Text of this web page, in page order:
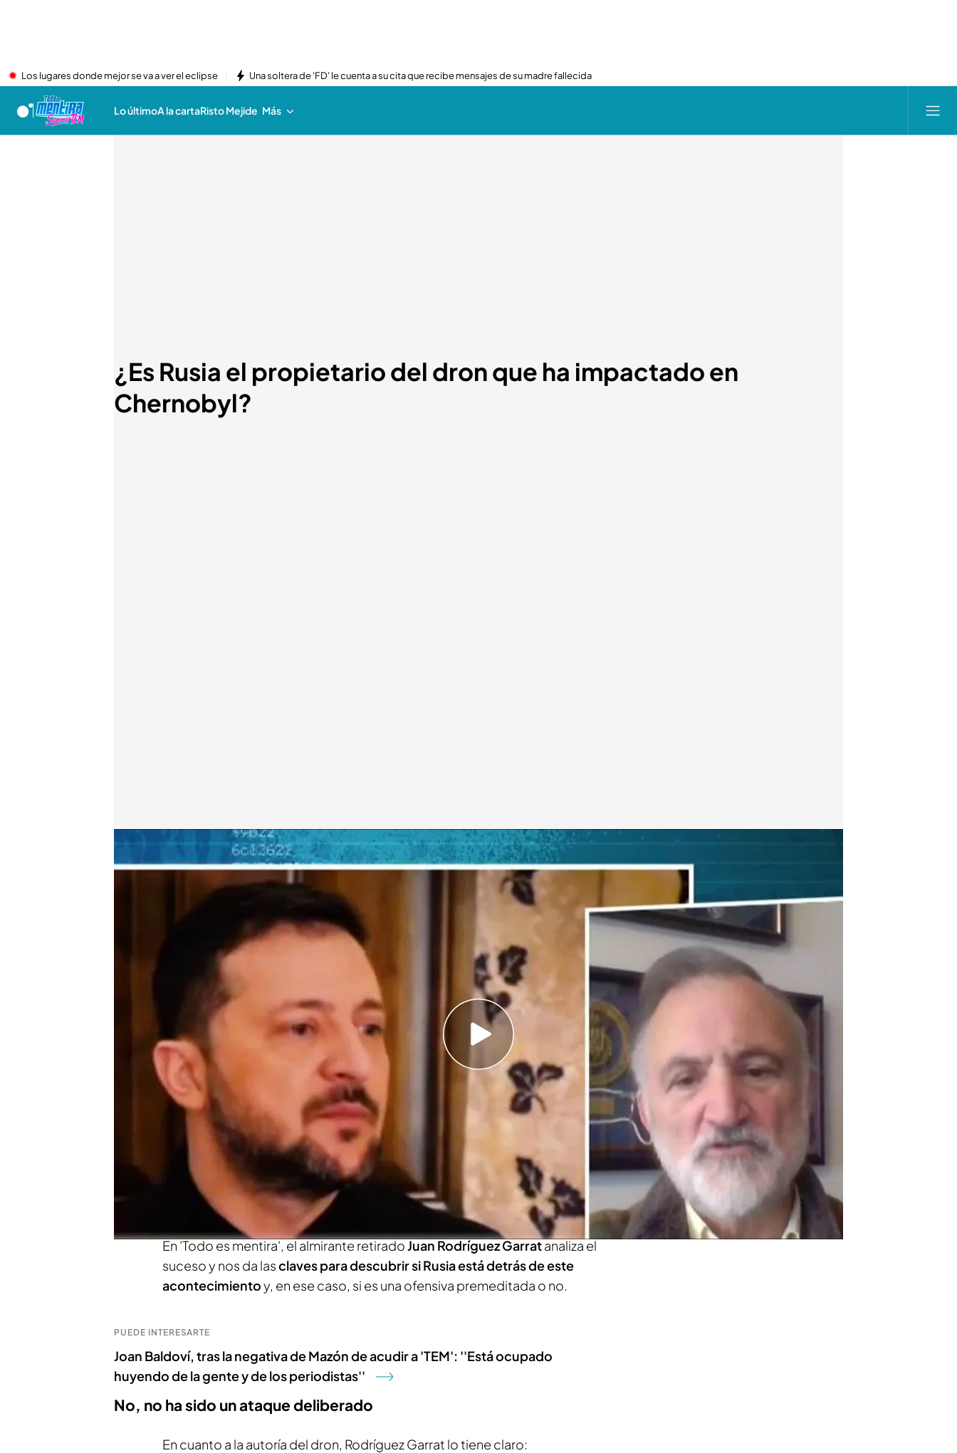
Los lugares donde mejor se va a ver el eclipse Una soltera de 'FD' le cuenta a su cita que recibe mensajes de su madre fallecida
Lo últimoA la cartaRisto Mejide Más
¿Es Rusia el propietario del dron que ha impactado en
Chernobyl?
Un experto analiza el impacto de un dron en la central nuclear de Chernobyl
14 FEB 2025 - 17:36h.
Juan Rodríguez Garrat, almirante retirado, da las claves para saber si
Rusia está detrás de este hecho
El experto explica por qué cree que no es un ataque deliberado ruso
García-Margallo, tras la llamada entre Trump y Putin: ''Si queremos
defendernos, tendremos que hacerlo solos''
Compartir
En la noche del 13 de febrero impactó
de alto poder explosivo en lacentral nuclear de Chernoby l, la misma que
explotó en 1986, . Elpresidente de Ucraniaafirmó que era unataque ruso,
pero el portavoz del Kremlin, Dmitry Peskov, negó tal acusación.
En 'Todo es mentira', el almirante retiradoJuan Rodríguez Garratanaliza el
suceso y nos da lasclaves para descubrir si Rusia está detrás de este
acontecimientoy, en ese caso, si es una ofensiva premeditada o no.
PUEDE INTERESARTE
Joan Baldoví, tras la negativa de Mazón de acudir a 'TEM': ''Está ocupado
huyendo de la gente y de los periodistas''
No, no ha sido un ataque deliberado
En cuanto a la autoría del dron, Rodríguez Garrat lo tiene claro: